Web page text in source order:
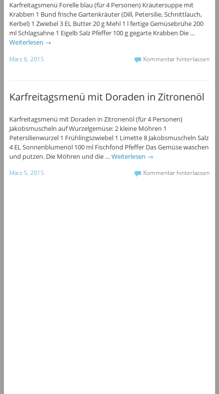
Karfreitagsmenü Forelle blau (für 4 Personen) Kräutersuppe mit
Krabben 1 Bund frische Gartenkräuter (Dill, Petersilie, Schnittlauch,
Kerbel) 1 Zwiebel 3 EL Butter 20 g Mehl 1 l fertige Gemüsebrühe 200
ml Schlagsahne 1 Eigelb Salz Pfeffer 100 g gegarte Krabben Die …
Weiterlesen →
März 6, 2015 Kommentar hinterlassen
Karfreitagsmenü mit Doraden in Zitronenöl
Karfreitagsmenü mit Doraden in Zitronenöl (für 4 Personen)
Jakobsmuscheln auf Wurzelgemüse: 2 kleine Möhren 1
Petersilienwurzel 1 Frühlingszwiebel 1 Limette 8 Jakobsmuscheln Salz
4 EL Sonnenblumenöl 100 ml Fischfond Pfeffer Das Gemüse waschen
und putzen. Die Möhren und die … Weiterlesen →
März 5, 2015 Kommentar hinterlassen